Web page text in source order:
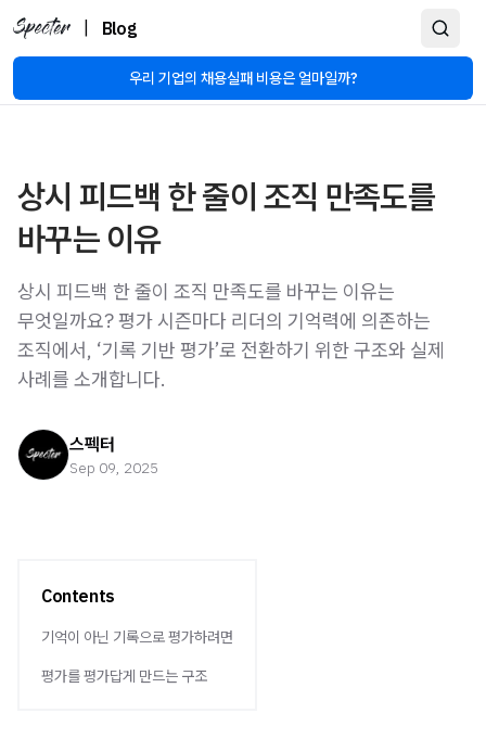
Blog
우리 기업의 채용실패 비용은 얼마일까?
상시 피드백 한 줄이 조직 만족도를
바꾸는 이유
상시 피드백 한 줄이 조직 만족도를 바꾸는 이유는
무엇일까요? 평가 시즌마다 리더의 기억력에 의존하는
조직에서, ‘기록 기반 평가’로 전환하기 위한 구조와 실제
사례를 소개합니다.
스펙터
Sep 09, 2025
Contents
기억이 아닌 기록으로 평가하려면
평가를 평가답게 만드는 구조